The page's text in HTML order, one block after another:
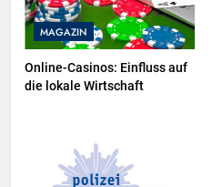
MAGAZIN
Online-Casinos: Einfluss auf
die lokale Wirtschaft